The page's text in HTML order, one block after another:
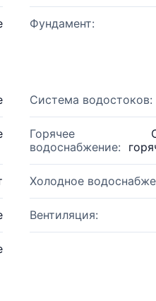
Фундамент:
Система водостоков:
Горячее
водоснабжение:
Холодное
Вентиляция: